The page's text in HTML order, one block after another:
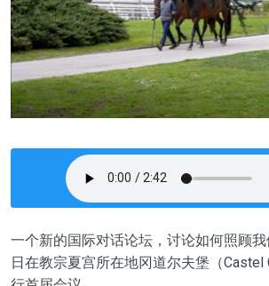
一个新的国际对话论坛，讨论如何照顾
日在教宗夏宫所在地冈道尔夫堡（Castel